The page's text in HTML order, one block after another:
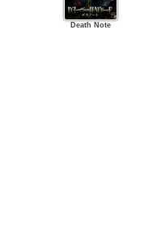
Death Note